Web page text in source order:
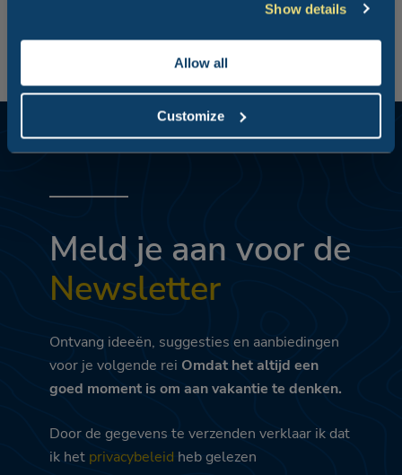
Show details
Allow all
Customize
Meld je aan voor de
Newsletter
Ontvang ideeën, suggesties en aanbiedingen
voor je volgende rei Omdat het altijd een
goed moment is om aan vakantie te denken.
Door de gegevens te verzenden verklaar ik dat
ik het privacybeleid heb gelezen